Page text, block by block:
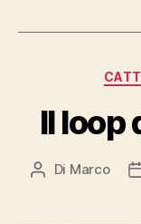
Il loop
Autore
Di Marco